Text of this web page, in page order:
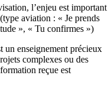
l’enjeu est important
aviation : « Je prends
», « Tu confirmes »)
un enseignement précieux
complexes ou des
reçue est